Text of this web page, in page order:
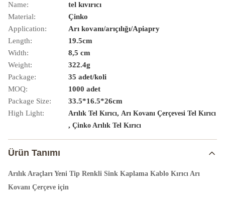
Name:
tel kıvırıcı
Material:
Çinko
Application:
Arı kovanı/arıçılığı/Apiapry
Length:
19.5cm
Width:
8,5 cm
Weight:
322.4g
Package:
35 adet/koli
MOQ:
1000 adet
Package Size:
33.5*16.5*26cm
High Light:
Arılık Tel Kırıcı, Arı Kovanı Çerçevesi Tel Kırıcı
, Çinko Arılık Tel Kırıcı
Ürün Tanımı
Arılık Araçları Yeni Tip Renkli Sink Kaplama Kablo Kırıcı Arı
Kovanı Çerçeve için